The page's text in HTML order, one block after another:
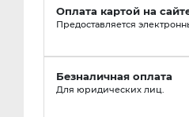
Оплата картой на
Предоставляется
Безналичная оплата
Для юридических лиц.